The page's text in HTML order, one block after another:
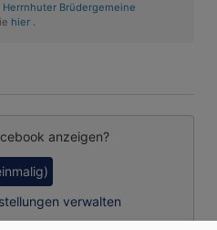
Herrnhuter Brüdergemeine
hier .
anzeigen?
verwalten